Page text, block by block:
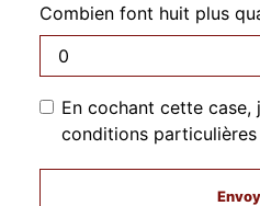
Combien font huit plus
En cochant cette case,
conditions